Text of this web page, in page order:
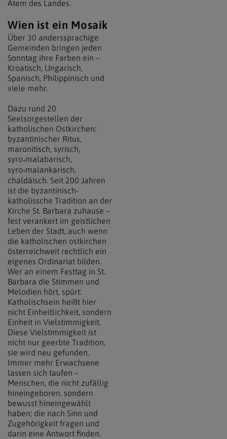
Atem des Landes.
Wien ist ein Mosaik
Über 30 anderssprachige
Gemeinden bringen jeden
Sonntag ihre Farben ein –
Kroatisch, Ungarisch,
Spanisch, Philippinisch und
viele mehr.
Dazu rund 20
Seelsorgestellen der
katholischen Ostkirchen:
byzantinischer Ritus,
maronitisch, syrisch,
syro‑malabarisch,
syro‑malankarisch,
chaldäisch. Seit 200 Jahren
ist die byzantinisch-
katholissche Tradition an der
Kirche St. Barbara zuhause –
fest verankert im geistlichen
Leben der Stadt, auch wenn
die katholischen ostkirchen
österreichweit rechtlich ein
eigenes Ordinariat bilden.
Wer an einem Festtag in St.
Barbara die Stimmen und
Melodien hört, spürt:
Katholischsein heißt hier
nicht Einheitlichkeit, sondern
Einheit in Vielstimmigkeit.
Diese Vielstimmigkeit ist
nicht nur geerbte Tradition,
sie wird neu gefunden.
Immer mehr Erwachsene
lassen sich taufen –
Menschen, die nicht zufällig
hineingeboren, sondern
bewusst hineingewählt
haben; die nach Sinn und
Zugehörigkeit fragen und
darin eine Antwort finden.